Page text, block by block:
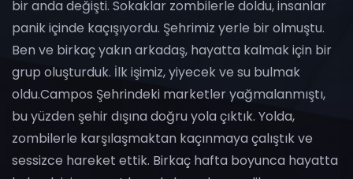
bir anda değişti. Sokaklar zombilerle doldu, insanlar
panik içinde kaçışıyordu. Şehrimiz yerle bir olmuştu.
Ben ve birkaç yakın arkadaş, hayatta kalmak için bir
grup oluşturduk. İlk işimiz, yiyecek ve su bulmak
oldu.Campos Şehrindeki marketler yağmalanmıştı,
bu yüzden şehir dışına doğru yola çıktık. Yolda,
zombilerle karşılaşmaktan kaçınmaya çalıştık ve
sessizce hareket ettik. Birkaç hafta boyunca hayatta